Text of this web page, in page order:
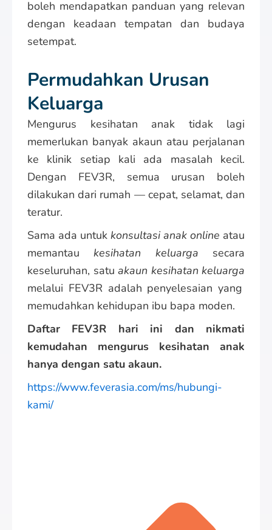
boleh mendapatkan panduan yang relevan
dengan keadaan tempatan dan budaya
setempat.
Permudahkan Urusan
Keluarga
Mengurus kesihatan anak tidak lagi
memerlukan banyak akaun atau perjalanan
ke klinik setiap kali ada masalah kecil.
Dengan FEV3R, semua urusan boleh
dilakukan dari rumah — cepat, selamat, dan
teratur.
Sama ada untuk konsultasi anak online atau
memantaukesihatan keluarga secara
keseluruhan, satu akaun kesihatan keluarga
melalui FEV3R adalah penyelesaian yang
memudahkan kehidupan ibu bapa moden.
Daftar FEV3R hari ini dan nikmati
kemudahan mengurus kesihatan anak
hanya dengan satu akaun.
https://www.feverasia.com/ms/hubungi-
kami/